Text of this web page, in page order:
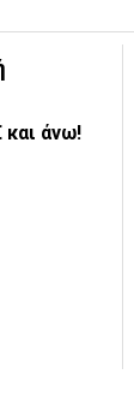
και άνω!